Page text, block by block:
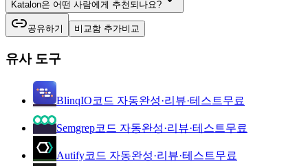
Katalon은 어떤 사람에게 추천되나요?
공유하기 비교함 추가비교
유사 도구
BlinqIO코드 자동완성·리뷰·테스트무료
Semgrep코드 자동완성·리뷰·테스트무료
Autify코드 자동완성·리뷰·테스트무료